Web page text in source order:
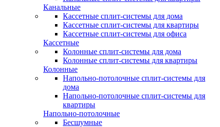
Канальные
Кассетные сплит-системы для дома
Кассетные сплит-системы для квартиры
Кассетные сплит-системы для офиса
Кассетные
Колонные сплит-системы для дома
Колонные сплит-системы для квартиры
Колонные
Напольно-потолочные сплит-системы для
дома
Напольно-потолочные сплит-системы для
квартиры
Напольно-потолочные
Бесшумные